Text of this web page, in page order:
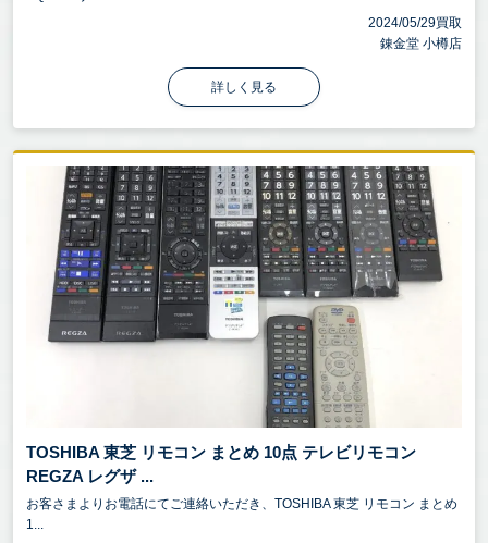
2024/05/29買取
錬金堂 小樽店
詳しく見る
TOSHIBA 東芝 リモコン まとめ 10点 テレビリモコン
REGZA レグザ ...
お客さまよりお電話にてご連絡いただき、TOSHIBA 東芝 リモコン まとめ
1...